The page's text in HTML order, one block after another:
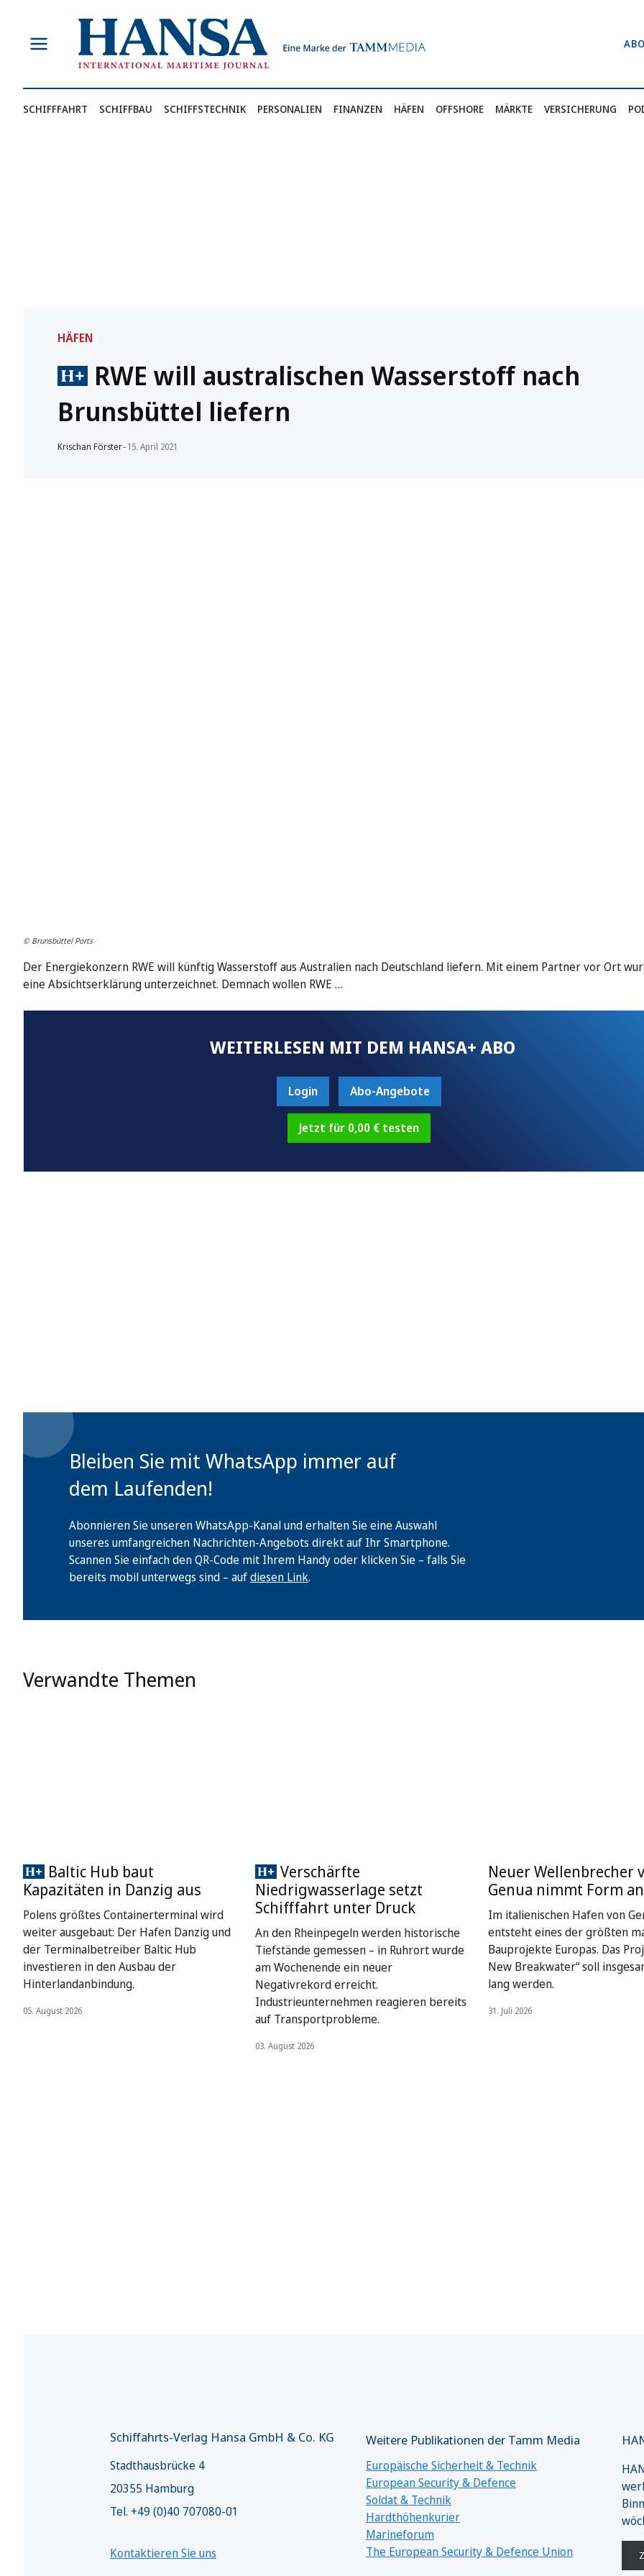
springen
SCHIFFFAHRT SCHIFFBAU SCHIFFSTECHNIK PERSONALIEN FINANZEN HÄFEN OFFSHORE MÄRKTE VERSICHERUNG
HÄFEN
RWE will australischen Wasserstoff nach
Brunsbüttel liefern
Krischan Förster–15. April 2021
© Brunsbüttel Ports
Der Energiekonzern RWE will künftig Wasserstoff aus Australien nach Deutschland liefern. Mit einem Partner vor Ort
eine Absichtserklärung unterzeichnet. Demnach wollen RWE …
WEITERLESEN MIT DEM HANSA+ ABO
Login Abo-Angebote
Jetzt für 0,00 € testen
Bleiben Sie mit WhatsApp immer auf
dem Laufenden!
Abonnieren Sie unseren WhatsApp-Kanal und erhalten Sie eine Auswahl
unseres umfangreichen Nachrichten-Angebots direkt auf Ihr Smartphone.
Scannen Sie einfach den QR-Code mit Ihrem Handy oder klicken Sie – falls Sie
bereits mobil unterwegs sind – aufdiesen Link.
Verwandte Themen
Baltic Hub baut
Kapazitäten in Danzig aus
Polens größtes Containerterminal wird
weiter ausgebaut: Der Hafen Danzig und
der Terminalbetreiber Baltic Hub
investieren in den Ausbau der
Hinterlandanbindung.
05. August 2026
Verschärfte
Niedrigwasserlage setzt
Schifffahrt unter Druck
An den Rheinpegeln werden historische
Tiefstände gemessen – in Ruhrort wurde
am Wochenende ein neuer
Negativrekord erreicht.
Industrieunternehmen reagieren bereits
auf Transportprobleme.
03. August 2026
Neuer Wellenbrecher
Genua nimmt Form an
Im italienischen Hafen von
entsteht eines der größten
Bauprojekte Europas. Das
New Breakwater“ soll
lang werden.
31. Juli 2026
Schiffahrts-Verlag Hansa GmbH & Co. KG
Stadthausbrücke 4
20355 Hamburg
Tel. +49 (0)40 707080-01
Kontaktieren Sie uns
Weitere Publikationen der Tamm Media
Europäische Sicherheit & Technik
European Security & Defence
Soldat & Technik
Hardthöhenkurier
Marineforum
The European Security & Defence Union